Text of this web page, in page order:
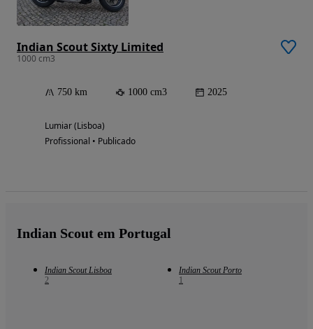
Indian Scout Sixty Limited
1000 cm3
750 km 1000 cm3 2025
Lumiar (Lisboa)
Profissional • Publicado
Indian Scout em Portugal
Indian Scout Lisboa
2
Indian Scout Porto
1